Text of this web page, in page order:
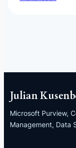
Julian
Microsoft Purview,
Management, Data